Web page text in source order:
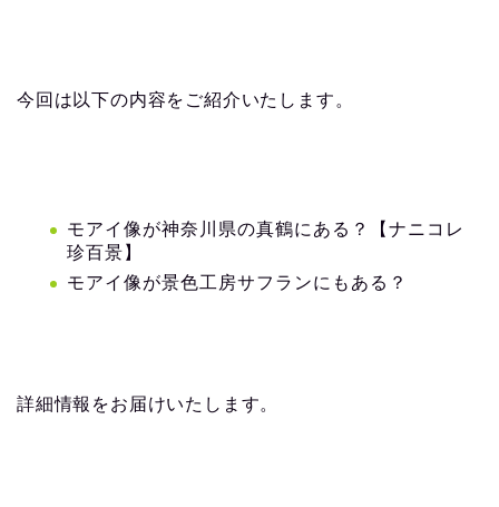
今回は以下の内容をご紹介いたします。
モアイ像が神奈川県の真鶴にある？【ナニコレ
珍百景】
モアイ像が景色工房サフランにもある？
詳細情報をお届けいたします。